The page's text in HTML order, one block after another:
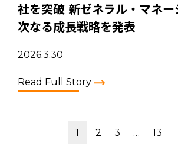
社を突破 新ゼネラル・マネー
次なる成長戦略を発表
2026.3.30
Read Full Story
1 2 3 … 13